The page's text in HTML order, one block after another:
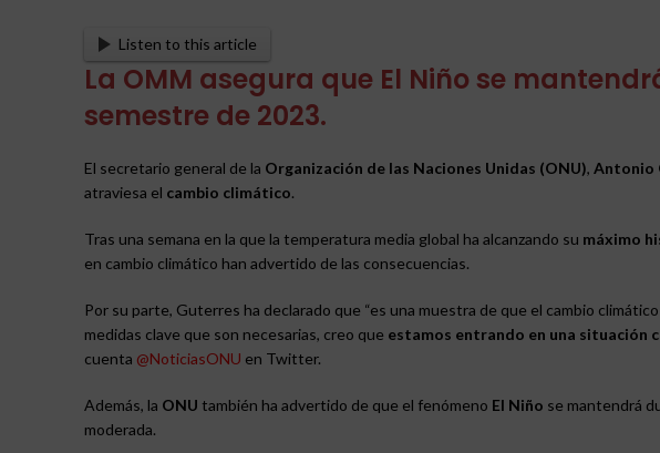
Listen to this article
La OMM asegura que El Niño se
semestre de 2023.
El secretario general de la Organización de las Naciones Unidas (ONU), Antonio
atraviesa el cambio climático.
Tras una semana en la que la temperatura media global ha alcanzando su máximo
en cambio climático han advertido de las consecuencias.
Por su parte, Guterres ha declarado que “es una muestra de que el cambio
medidas clave que son necesarias, creo que estamos entrando en una situación
cuenta @NoticiasONU en Twitter.
Además, la ONU también ha advertido de que el fenómeno El Niño se mantendrá
moderada.